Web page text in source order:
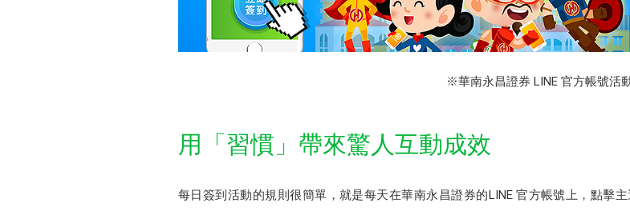
※華南永昌證券 LINE 官方帳號活
用「習慣」帶來驚人互動成效
每日簽到活動的規則很簡單，就是每天在華南永昌證券的LINE 官方帳號上，點擊